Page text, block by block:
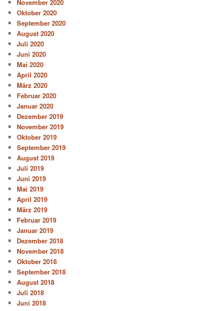
November 2020
Oktober 2020
September 2020
August 2020
Juli 2020
Juni 2020
Mai 2020
April 2020
März 2020
Februar 2020
Januar 2020
Dezember 2019
November 2019
Oktober 2019
September 2019
August 2019
Juli 2019
Juni 2019
Mai 2019
April 2019
März 2019
Februar 2019
Januar 2019
Dezember 2018
November 2018
Oktober 2018
September 2018
August 2018
Juli 2018
Juni 2018